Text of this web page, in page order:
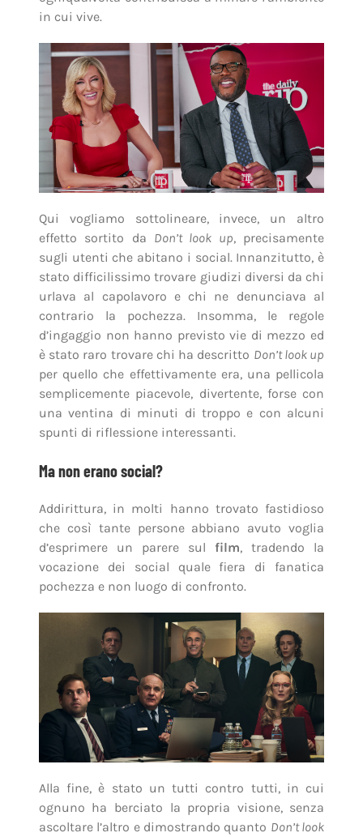
in cui vive.
Qui vogliamo sottolineare, invece, un altro
effetto sortito da Don’t look up, precisamente
sugli utenti che abitano i social. Innanzitutto, è
stato difficilissimo trovare giudizi diversi da chi
urlava al capolavoro e chi ne denunciava al
contrario la pochezza. Insomma, le regole
d’ingaggio non hanno previsto vie di mezzo ed
è stato raro trovare chi ha descritto Don’t look up
per quello che effettivamente era, una pellicola
semplicemente piacevole, divertente, forse con
una ventina di minuti di troppo e con alcuni
spunti di riflessione interessanti.
Ma non erano social?
Addirittura, in molti hanno trovato fastidioso
che così tante persone abbiano avuto voglia
d’esprimere un parere sul film, tradendo la
vocazione dei social quale fiera di fanatica
pochezza e non luogo di confronto.
Alla fine, è stato un tutti contro tutti, in cui
ognuno ha berciato la propria visione, senza
ascoltare l’altro e dimostrando quanto Don’t look